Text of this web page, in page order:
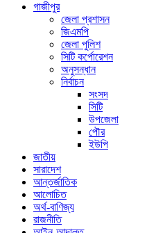
গাজীপুর
জেলা প্রশাসন
জিএমপি
জেলা পুলিশ
সিটি কর্পোরেশন
অনুসন্ধান
নির্বাচন
সংসদ
সিটি
উপজেলা
পৌর
ইউপি
জাতীয়
সারাদেশ
আন্তর্জাতিক
আলোচিত
অর্থ-বাণিজ্য
রাজনীতি